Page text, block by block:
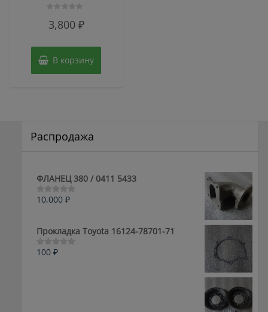
03,800 ₽
В корзину
Распродажа
ФЛАНЕЦ 380 / 0411 5433
Оценка
5
10,000 ₽
Прокладка Toyota 16124-78701-71
Оценка
100 ₽